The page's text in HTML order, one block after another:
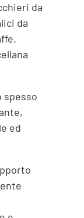
da
da
spesso
ed